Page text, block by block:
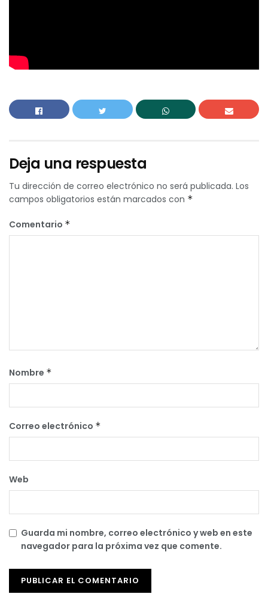
Deja una respuesta
Tu dirección de correo electrónico no será publicada. Los
campos obligatorios están marcados con *
Comentario *
Nombre *
Correo electrónico *
Web
Guarda mi nombre, correo electrónico y web en este
navegador para la próxima vez que comente.